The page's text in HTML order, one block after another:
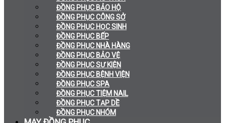
ĐỒNG PHỤC BẢO HỘ
ĐỒNG PHỤC CÔNG SỞ
ĐỒNG PHỤC HỌC SINH
ĐỒNG PHỤC BẾP
ĐỒNG PHỤC NHÀ HÀNG
ĐỒNG PHỤC BẢO VỆ
ĐỒNG PHỤC SỰ KIỆN
ĐỒNG PHỤC BỆNH VIỆN
ĐỒNG PHỤC SPA
ĐỒNG PHỤC TIỆM NAIL
ĐỒNG PHỤC TẠP DỀ
ĐỒNG PHỤC NHÓM